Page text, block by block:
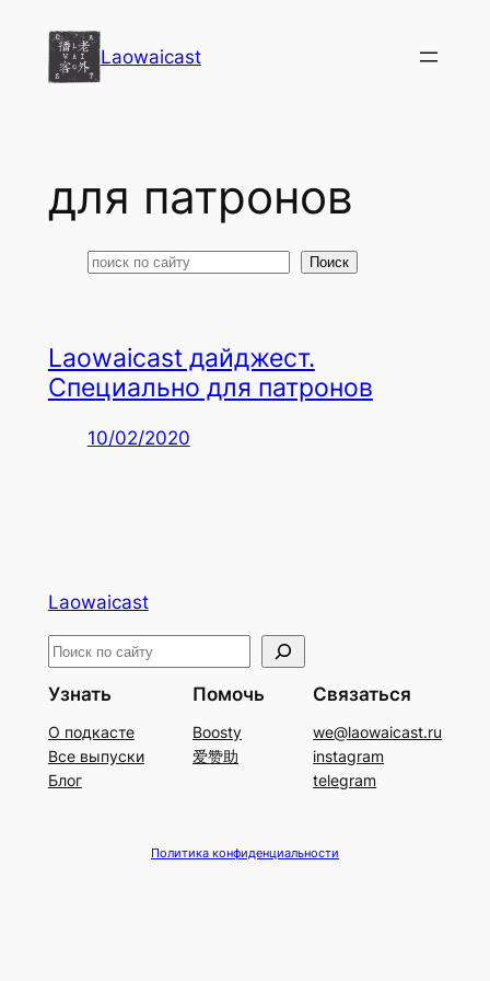
содержимому
Laowaicast
для патронов
Поиск Поиск
Laowaicast дайджест.
Специально для патронов
10/02/2020
Laowaicast
П
и
с
к
Узнать
О подкасте
Все выпуски
Блог
Помочь
Boosty
爱赞助
Связаться
we@laowaicast.ru
instagram
telegram
Политика конфиденциальности